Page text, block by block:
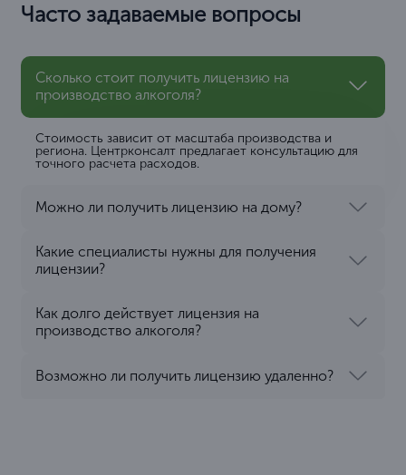
Часто задаваемые вопросы
Сколько стоит получить лицензию на
производство алкоголя?
Стоимость зависит от масштаба производства и
региона. Центрконсалт предлагает консультацию для
точного расчета расходов.
Можно ли получить лицензию на дому?
Какие специалисты нужны для получения
лицензии?
Как долго действует лицензия на
производство алкоголя?
Возможно ли получить лицензию удаленно?